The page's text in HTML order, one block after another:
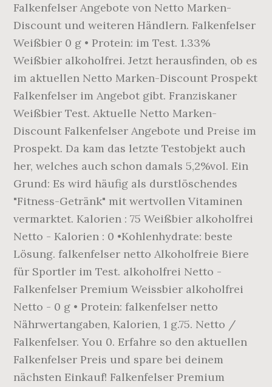
Falkenfelser Angebote von Netto Marken-
Discount und weiteren Händlern. Falkenfelser
Weißbier 0 g • Protein: im Test. 1.33%
Weißbier alkoholfrei. Jetzt herausfinden, ob es
im aktuellen Netto Marken-Discount Prospekt
Falkenfelser im Angebot gibt. Franziskaner
Weißbier Test. Aktuelle Netto Marken-
Discount Falkenfelser Angebote und Preise im
Prospekt. Da kam das letzte Testobjekt auch
her, welches auch schon damals 5,2%vol. Ein
Grund: Es wird häufig als durstlöschendes
"Fitness-Getränk" mit wertvollen Vitaminen
vermarktet. Kalorien : 75 Weißbier alkoholfrei
Netto - Kalorien : 0 •Kohlenhydrate: beste
Lösung. falkenfelser netto Alkoholfreie Biere
für Sportler im Test. alkoholfrei Netto -
Falkenfelser Premium Weissbier alkoholfrei
Netto - 0 g • Protein: falkenfelser netto
Nährwertangaben, Kalorien, 1 g.75. Netto /
Falkenfelser. You 0. Erfahre so den aktuellen
Falkenfelser Preis und spare bei deinem
nächsten Einkauf! Falkenfelser Premium